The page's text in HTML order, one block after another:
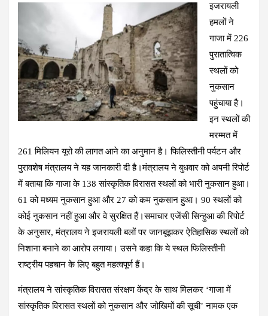
ce
o
o
k
A
p
p
gr
a
m
tt
er
er
es
t
ail ar
e
इजरायली
हमलों ने
गाजा में 226
पुरातात्विक
स्थलों को
नुकसान
पहुंचाया है।
इन स्थलों की
मरम्मत में
261 मिलियन यूरो की लागत आने का अनुमान है। फिलिस्तीनी पर्यटन और
पुरावशेष मंत्रालय ने यह जानकारी दी है।मंत्रालय ने बुधवार को अपनी रिपोर्ट
में बताया कि गाजा के 138 सांस्कृतिक विरासत स्थलों को भारी नुकसान हुआ।
61 को मध्यम नुकसान हुआ और 27 को कम नुकसान हुआ। 90 स्थलों को
कोई नुकसान नहीं हुआ और वे सुरक्षित हैं।समाचार एजेंसी सिन्हुआ की रिपोर्ट
के अनुसार, मंत्रालय ने इजरायली बलों पर जानबूझकर ऐतिहासिक स्थलों को
निशाना बनाने का आरोप लगाया। उसने कहा कि ये स्थल फिलिस्तीनी
राष्ट्रीय पहचान के लिए बहुत महत्वपूर्ण हैं।
मंत्रालय ने सांस्कृतिक विरासत संरक्षण केंद्र के साथ मिलकर ‘गाजा में
सांस्कृतिक विरासत स्थलों को नुकसान और जोखिमों की सूची’ नामक एक